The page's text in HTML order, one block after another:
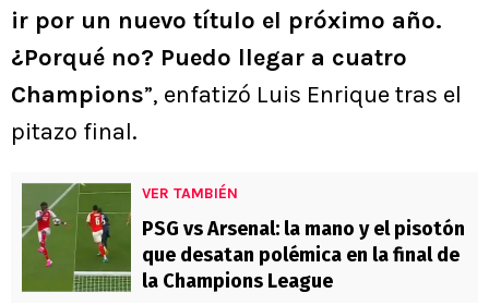
ir por un nuevo título el próximo año.
¿Porqué no? Puedo llegar a cuatro
Champions”, enfatizó Luis Enrique tras el
pitazo final.
VER TAMBIÉN
PSG vs Arsenal: la mano y el pisotón
que desatan polémica en la final de
la Champions League